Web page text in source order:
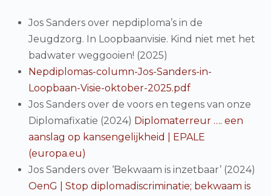
Jos Sanders over nepdiploma’s in de
Jeugdzorg. In Loopbaanvisie. Kind niet met het
badwater weggooien! (2025)
Nepdiplomas-column-Jos-Sanders-in-
Loopbaan-Visie-oktober-2025.pdf
Jos Sanders over de voors en tegens van onze
Diplomafixatie (2024) Diplomaterreur …. een
aanslag op kansengelijkheid | EPALE
(europa.eu)
Jos Sanders over ‘Bekwaam is inzetbaar’ (2024)
OenG | Stop diplomadiscriminatie; bekwaam is